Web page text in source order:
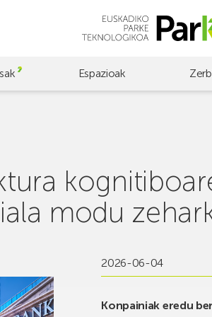
Espazioak
modu
2026-06-04
Konpainiak eredu